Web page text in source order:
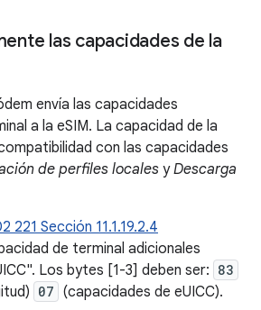
las capacidades de la
envía las capacidades
a la eSIM. La capacidad de la
con las capacidades
de perfiles locales yDescarga
221 Sección 11.1.19.2.4
de terminal adicionales
Los bytes [1-3] deben ser: 83
07 (capacidades de eUICC).